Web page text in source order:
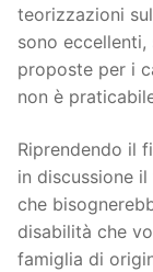
teorizzazioni
sono eccellenti,
proposte per i
non è
Riprendendo il
in discussione
che
disabilità che
famiglia di